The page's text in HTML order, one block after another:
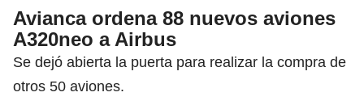
Avianca ordena 88 nuevos aviones
A320neo a Airbus
Se dejó abierta la puerta para realizar la compra de
otros 50 aviones.